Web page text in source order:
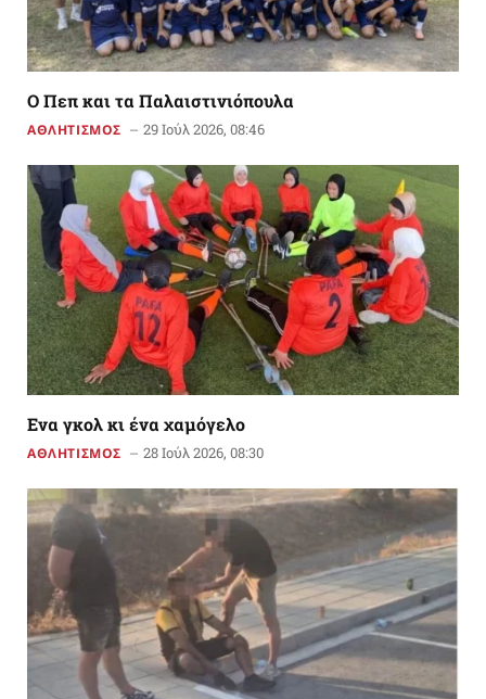
Ο Πεπ και τα Παλαιστινιόπουλα
ΑΘΛΗΤΙΣΜΟΣ 29 Ιούλ 2026, 08:46
Ενα γκολ κι ένα χαμόγελο
ΑΘΛΗΤΙΣΜΟΣ 28 Ιούλ 2026, 08:30